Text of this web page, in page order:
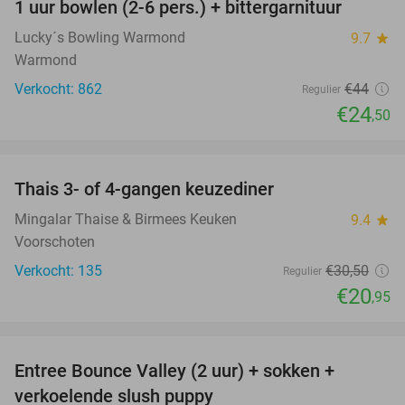
1 uur bowlen (2-6 pers.) + bittergarnituur
Lucky´s Bowling Warmond 9.7 star
Warmond
Verkocht: 862
Regulier €44
€24,50
Thais 3- of 4-gangen keuzediner
Mingalar Thaise & Birmees Keuken 9.4 star
Voorschoten
Verkocht: 135
Regulier €30,50
€20,95
Entree Bounce Valley (2 uur) + sokken +
verkoelende slush puppy